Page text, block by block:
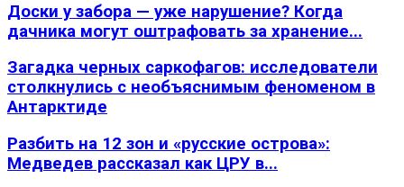
Доски у забора — уже нарушение? Когда
дачника могут оштрафовать за хранение...
Загадка черных саркофагов: исследователи
столкнулись с необъяснимым феноменом в
Антарктиде
Разбить на 12 зон и «русские острова»:
Медведев рассказал как ЦРУ в...